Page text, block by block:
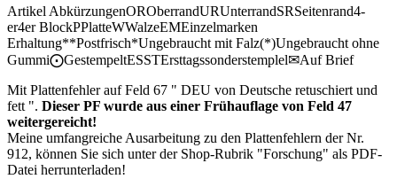
Artikel AbkürzungenOROberrandURUnterrandSRSeitenrand4-
er4er BlockPPlatteWWalzeEMEinzelmarken
Erhaltung**Postfrisch*Ungebraucht mit Falz(*)Ungebraucht ohne
Gummi⨀GestempeltESSTErsttagssonderstemplel✉Auf Brief
Mit Plattenfehler auf Feld 67 " DEU von Deutsche retuschiert und
fett ". Dieser PF wurde aus einer Frühauflage von Feld 47
weitergereicht!
Meine umfangreiche Ausarbeitung zu den Plattenfehlern der Nr.
912, können Sie sich unter der Shop-Rubrik "Forschung" als PDF-
Datei herrunterladen!